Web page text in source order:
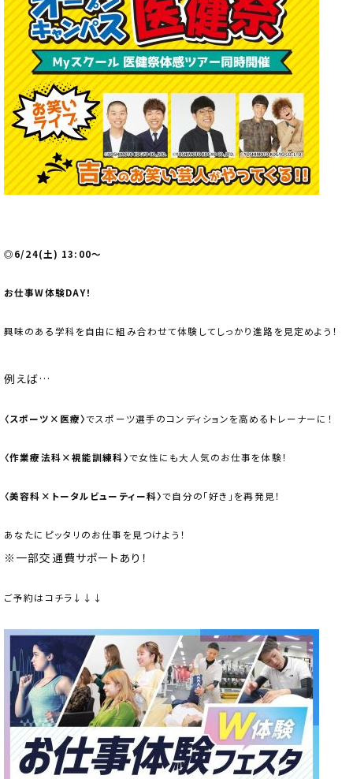
◎6/24(土) 13:00～
お仕事W体験DAY！
興味のある学科を自由に組み合わせて体験してしっかり進路を見定めよう！
例えば…
〈スポーツ×医療〉でスポーツ選手のコンディションを高めるトレーナーに！
〈作業療法科×視能訓練科〉で女性にも大人気のお仕事を体験！
〈美容科×トータルビューティー科〉で自分の「好き」を再発見！
あなたにピッタリのお仕事を見つけよう！
※一部交通費サポートあり！
ご予約はコチラ↓↓↓